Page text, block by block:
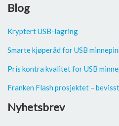
Blog
Kryptert USB-lagring
Smarte kjøperåd for USB
Pris kontra kvalitet for USB
Franken Flash prosjektet –
Nyhetsbrev